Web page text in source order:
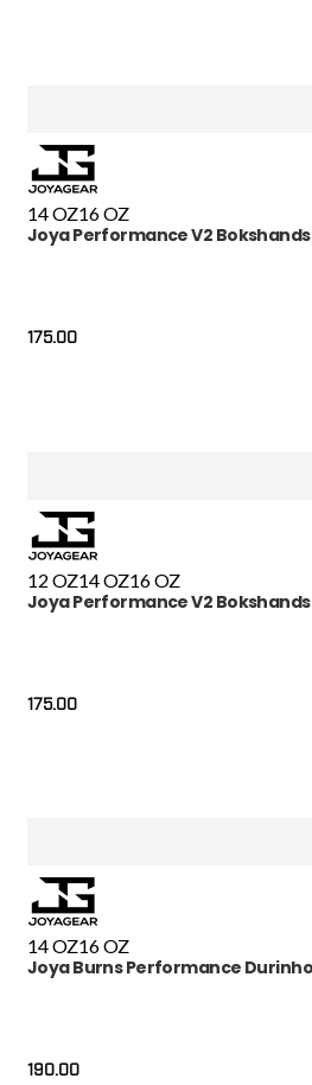
14 OZ16 OZ
Joya Performance V2
175.00
12 OZ14 OZ16 OZ
Joya Performance V2
175.00
14 OZ16 OZ
Joya Burns Performance
190.00